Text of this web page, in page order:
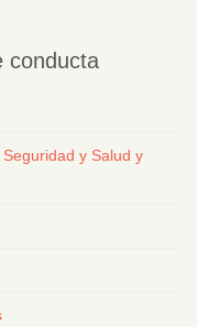
conducta
y Salud y